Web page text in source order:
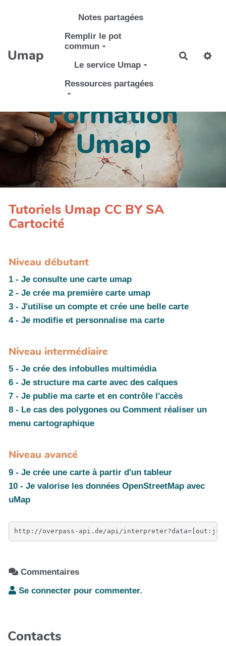
Aller au contenu principal
Umap
Notes partagées
Remplir le pot
commun
Le service Umap
Ressources partagées
Formation
Umap
Tutoriels Umap CC BY SA
Cartocité
Niveau débutant
1 - Je consulte une carte umap
2 - Je crée ma première carte umap
3 - J'utilise un compte et crée une belle carte
4 - Je modifie et personnalise ma carte
Niveau intermédiaire
5 - Je crée des infobulles multimédia
6 - Je structure ma carte avec des calques
7 - Je publie ma carte et en contrôle l'accès
8 - Le cas des polygones ou Comment réaliser un
menu cartographique
Niveau avancé
9 - Je crée une carte à partir d'un tableur
10 - Je valorise les données OpenStreetMap avec
uMap
Commentaires
Se connecter pour commenter.
Contacts